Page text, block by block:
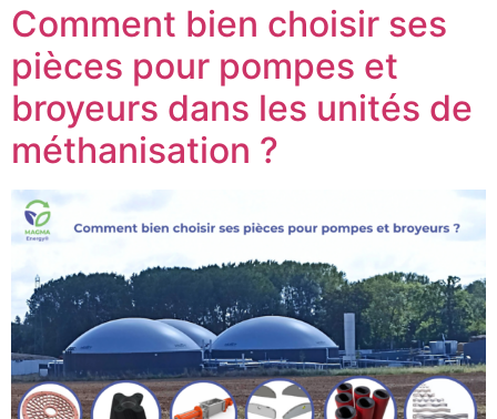
Comment bien choisir ses
pièces pour pompes et
broyeurs dans les unités de
méthanisation ?